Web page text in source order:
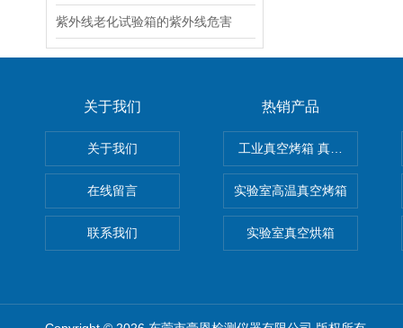
紫外线老化试验箱的紫外线危害
关于我们
关于我们
在线留言
联系我们
热销产品
工业真空烤箱 真空烘箱
实验室高温真空烤箱
实验室真空烘箱